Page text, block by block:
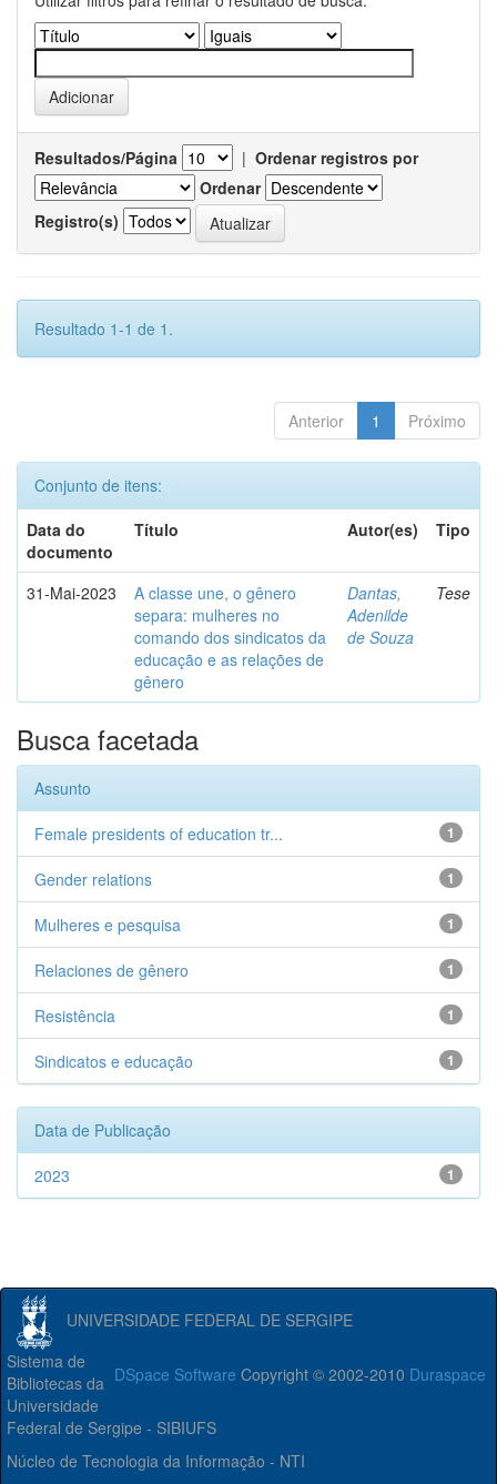
Resultados/Página | Ordenar registros por
Ordenar
Registro(s)
Resultado 1-1 de 1.
Anterior 1 Próximo
Conjunto de itens:
Data do
documento
Título Autor(es) Tipo
31-Mai-2023
A classe une, o gênero
separa: mulheres no
comando dos sindicatos da
educação e as relações de
gênero
Dantas,
Adenilde
de Souza
Tese
Busca facetada
Assunto
1
Female presidents of education tr...
1
Gender relations
1
Mulheres e pesquisa
1
Relaciones de gênero
1
Resistência
1
Sindicatos e educação
Data de Publicação
1
2023
UNIVERSIDADE FEDERAL DE SERGIPE
DSpace Software Copyright © 2002-2010 Duraspace
Sistema de
Bibliotecas da
Universidade
Federal de Sergipe - SIBIUFS
Núcleo de Tecnologia da Informação - NTI